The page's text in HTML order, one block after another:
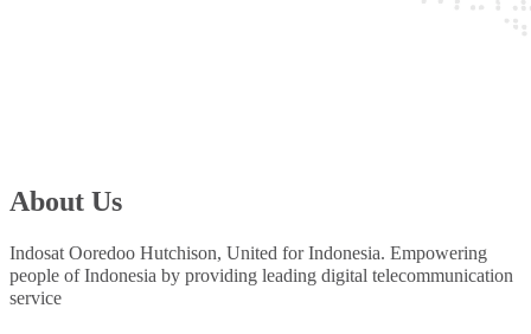
About Us
Indosat Ooredoo Hutchison, United for Indonesia. Empowering
people of Indonesia by providing leading digital telecommunication
service